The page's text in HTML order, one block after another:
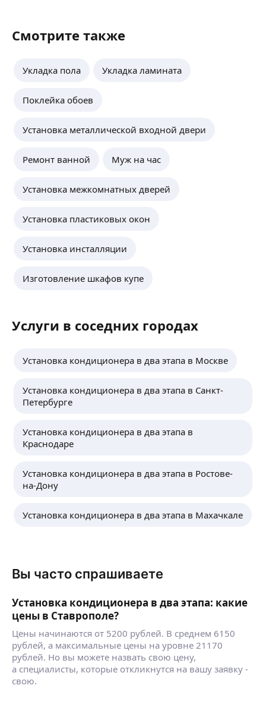
Смотрите также
Укладка пола Укладка ламината
Поклейка обоев
Установка металлической входной двери
Ремонт ванной Муж на час
Установка межкомнатных дверей
Установка пластиковых окон
Установка инсталляции
Изготовление шкафов купе
Услуги в соседних городах
Установка кондиционера в два этапа в Москве
Установка кондиционера в два этапа в Санкт-
Петербурге
Установка кондиционера в два этапа в
Краснодаре
Установка кондиционера в два этапа в Ростове-
на-Дону
Установка кондиционера в два этапа в Махачкале
Вы часто спрашиваете
Установка кондиционера в два этапа: какие
цены в Ставрополе?
Цены начинаются от 5200 рублей. В среднем 6150
рублей, а максимальные цены на уровне 21170
рублей. Но вы можете назвать свою цену,
а специалисты, которые откликнутся на вашу заявку -
свою.